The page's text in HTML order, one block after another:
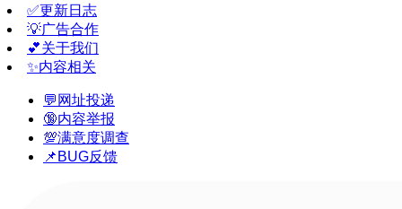
✅更新日志
💡广告合作
💕关于我们
✨内容相关
💬网址投递
🔞内容举报
💯满意度调查
📌BUG反馈